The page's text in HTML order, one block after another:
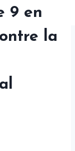
9 en
la